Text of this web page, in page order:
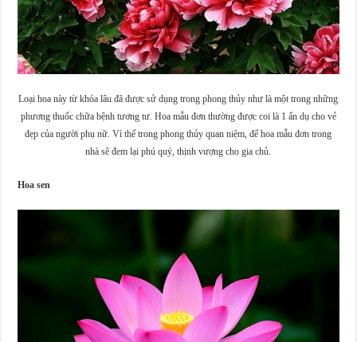
Loại hoa này từ khóa lâu đã được sử dụng trong phong thủy như là một trong những
phương thuốc chữa bệnh tương tư. Hoa mẫu đơn thường được coi là 1 ẩn dụ cho vẻ
đẹp của người phụ nữ. Vì thế trong phong thủy quan niệm, để hoa mẫu đơn trong
nhà sẽ đem lại phú quý, thịnh vượng cho gia chủ.
Hoa sen